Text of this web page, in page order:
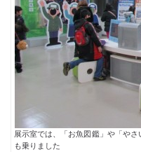
展示室では、「お魚図鑑」や「やさ
も乗りました